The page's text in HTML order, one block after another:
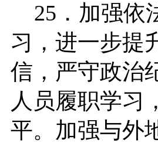
25．加强依
习，进一步提
信，严守政治
人员履职学习
平。加强与外